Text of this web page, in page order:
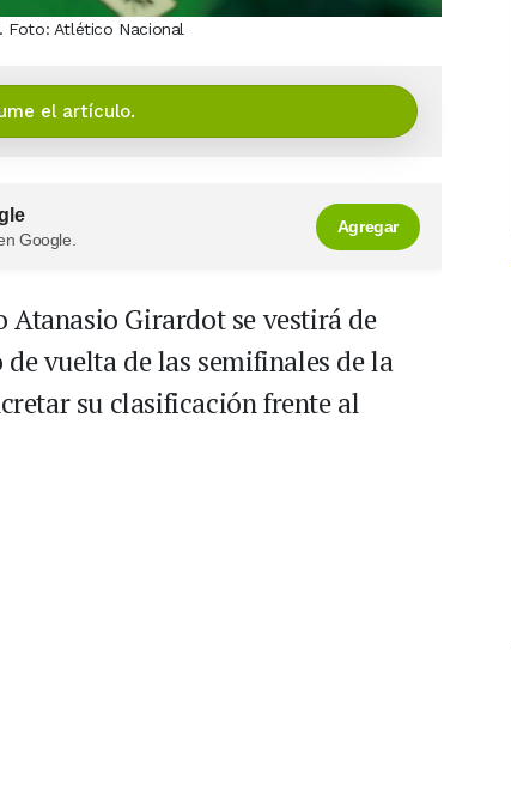
Foto: Atlético Nacional
el artículo.
Google.
Agregar
Atanasio Girardot se vestirá de
vuelta de las semifinales de la
su clasificación frente al